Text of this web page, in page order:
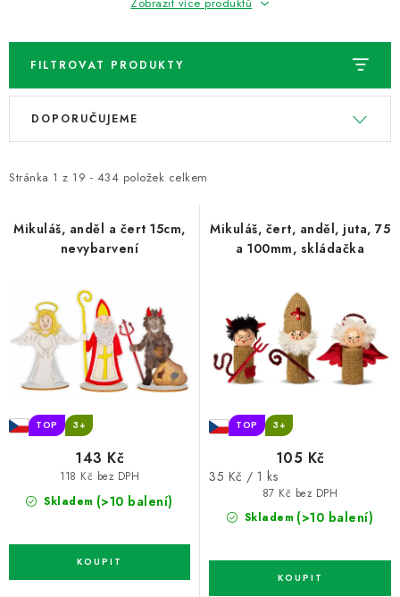
FILTROVAT PRODUKTY
V
i
p
u
Stránka 1 z 19 - 434 položek celkem
Ř
e
í
d
ů
DOPORUČUJEME
Mikuláš, anděl a čert 15cm,
nevybarvení
TOP 3+
Skladem (>10 balení)
118 Kč bez DPH
143 Kč
Mikuláš, čert, anděl, juta, 75
a 100mm, skládačka
TOP 3+
Skladem (>10 balení)
87 Kč bez DPH
105 Kč
Měrná
35 Kč / 1 ks